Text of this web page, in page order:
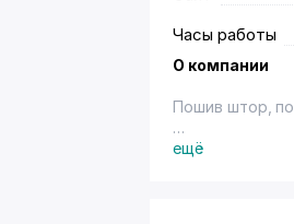
Часы работы
О компании
Пошив штор,
Владельцам
ещё